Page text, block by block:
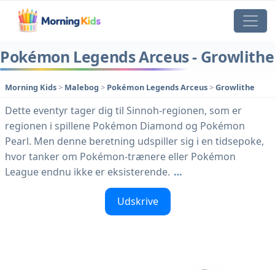
Pokémon Legends Arceus - Growlithe
Morning Kids> Malebog > Pokémon Legends Arceus>Growlithe
Dette eventyr tager dig til Sinnoh-regionen, som er
regionen i spillene Pokémon Diamond og Pokémon
Pearl. Men denne beretning udspiller sig i en tidsepoke,
hvor tanker om Pokémon-trænere eller Pokémon
League endnu ikke er eksisterende. …
Udskrive